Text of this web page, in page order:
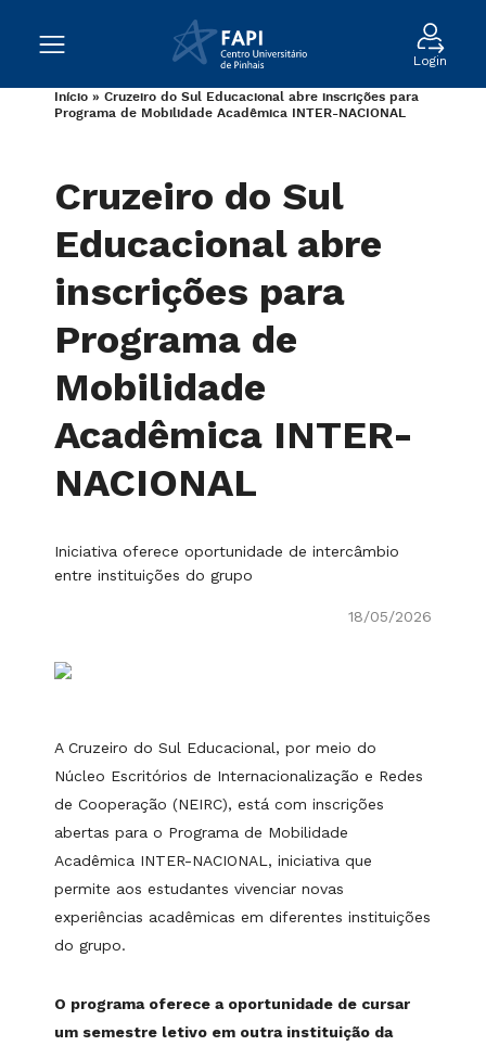
Login
Início » Cruzeiro do Sul Educacional abre inscrições para
Programa de Mobilidade Acadêmica INTER-NACIONAL
Cruzeiro do Sul
Educacional abre
inscrições para
Programa de
Mobilidade
Acadêmica INTER-
NACIONAL
Iniciativa oferece oportunidade de intercâmbio
entre instituições do grupo
18/05/2026
A Cruzeiro do Sul Educacional, por meio do
Núcleo Escritórios de Internacionalização e Redes
de Cooperação (NEIRC), está com inscrições
abertas para o Programa de Mobilidade
Acadêmica INTER-NACIONAL, iniciativa que
permite aos estudantes vivenciar novas
experiências acadêmicas em diferentes instituições
do grupo.
O programa oferece a oportunidade de cursar
um semestre letivo em outra instituição da